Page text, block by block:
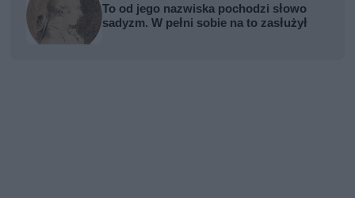
To od jego nazwiska pochodzi słowo
sadyzm. W pełni sobie na to zasłużył